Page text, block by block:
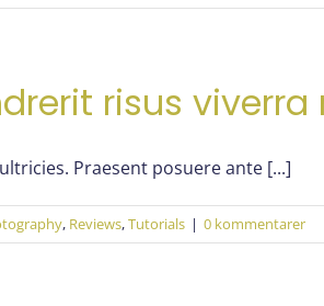
risus
Praesent posuere ante [...]
, Reviews,Tutorials | 0 kommentarer